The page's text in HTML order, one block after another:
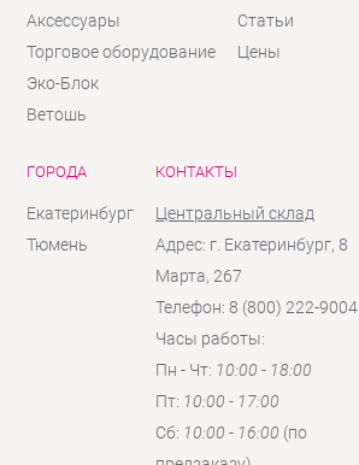
Аксессуары
Торговое оборудование
Эко-Блок
Ветошь
Статьи
Цены
ГОРОДА
Екатеринбург
Тюмень
КОНТАКТЫ
Центральный склад
Адрес: г. Екатеринбург, 8
Марта, 267
Телефон: 8 (800) 222-9004
Часы работы:
Пн - Чт: 10:00 - 18:00
Пт: 10:00 - 17:00
Сб: 10:00 - 16:00 (по